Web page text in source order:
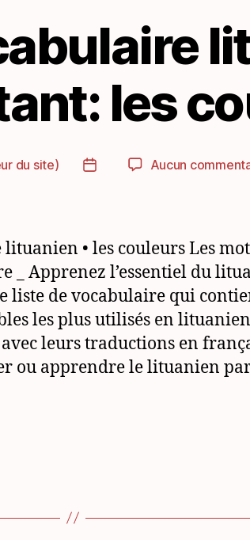
les
du site)
Date
Aucun
• les couleurs Les
_ Apprenez l’essentiel du
liste de vocabulaire qui
les plus utilisés en
leurs traductions en
ou apprendre le lituanien